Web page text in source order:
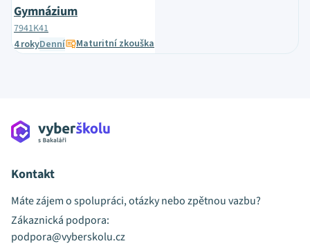
Gymnázium
7941K41
4 rokyDenní Maturitní zkouška
Kontakt
Máte zájem o spolupráci, otázky nebo zpětnou vazbu?
Zákaznická podpora:
podpora@vyberskolu.cz